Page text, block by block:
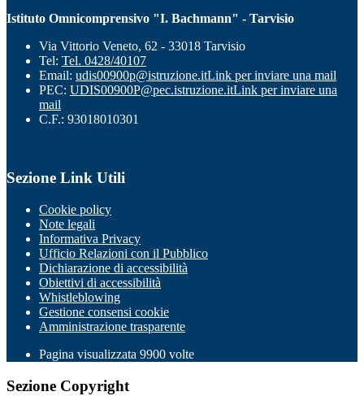
Istituto Omnicomprensivo "I. Bachmann" - Tarvisio
Via Vittorio Veneto, 62 - 33018 Tarvisio
Tel: Tel. 0428/40107
Email: udis00900p@istruzione.itLink per inviare una mail
PEC: UDIS00900P@pec.istruzione.itLink per inviare una
mail
C.F.: 93018010301
Sezione Link Utili
Cookie policy
Note legali
Informativa Privacy
Ufficio Relazioni con il Pubblico
Dichiarazione di accessibilità
Obiettivi di accessibilità
Whistleblowing
Gestione consensi cookie
Amministrazione trasparente
Pagina visualizzata 9900 volte
Sezione Copyright